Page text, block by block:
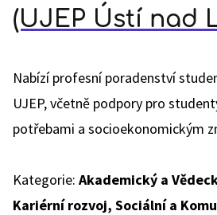
(UJEP Ústí nad
Nabízí profesní poradenství
UJEP, včetně podpory pro
potřebami a socioekonomickým
Kategorie: Akademický a
Kariérní rozvoj, Sociální a